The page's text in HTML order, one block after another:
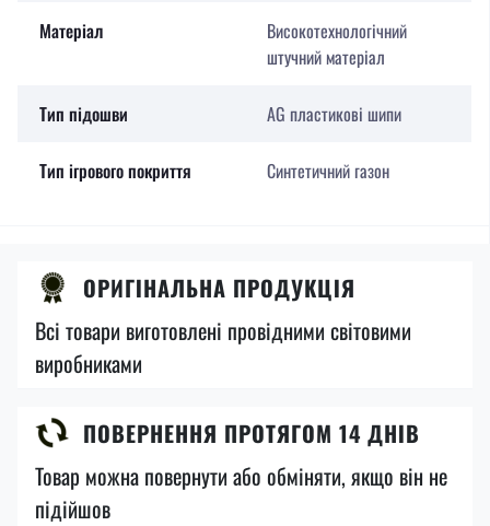
Матеріал
Високотехнологічний
штучний матеріал
Тип підошви AG пластикові шипи
Тип ігрового покриття Синтетичний газон
ОРИГІНАЛЬНА ПРОДУКЦІЯ
Всі товари виготовлені провідними світовими
виробниками
ПОВЕРНЕННЯ ПРОТЯГОМ 14 ДНІВ
Товар можна повернути або обміняти, якщо він не
підійшов